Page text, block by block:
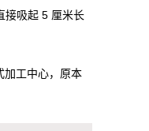
接吸起 5 厘米长
加工中心，原本